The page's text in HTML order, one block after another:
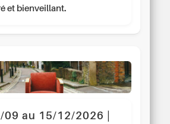
et bienveillant.
09 au 15/12/2026 |